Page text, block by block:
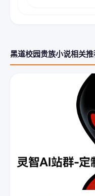
黑道校园贵族小说相关